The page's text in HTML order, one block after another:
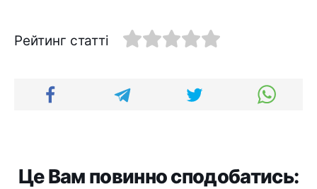
Рейтинг статті
Це Вам повинно сподобатись: